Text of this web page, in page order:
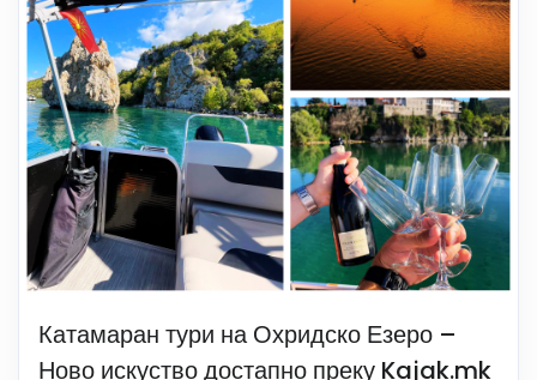
Катамаран тури на Охридско Езеро –
Ново искуство достапно преку Kajak.mk